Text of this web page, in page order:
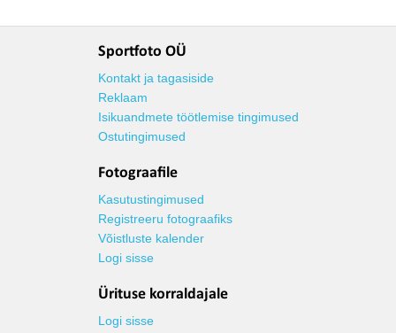
Sportfoto OÜ
Kontakt ja tagasiside
Reklaam
Isikuandmete töötlemise tingimused
Ostutingimused
Fotograafile
Kasutustingimused
Registreeru fotograafiks
Võistluste kalender
Logi sisse
Ürituse korraldajale
Logi sisse